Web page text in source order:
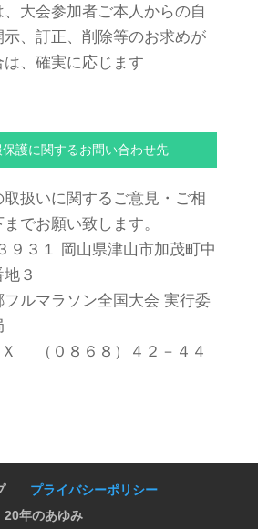
大会参加者ご本人からの自
示、訂正、削除等のお求めが
は、確実に応じます
護に関するお問い合わせ先
扱いに関するご意見・ご相
でお願い致します。
９３１ 岡山県津山市加茂町中
３
フルマラソン全国大会 実行委
Ｘ （０８６８）４２－４４
プライバシーポリシー
20年のあゆみ